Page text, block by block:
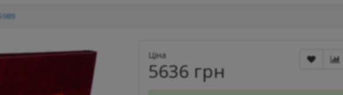
Ціна
5636 грн